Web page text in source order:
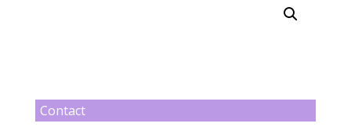
Contact